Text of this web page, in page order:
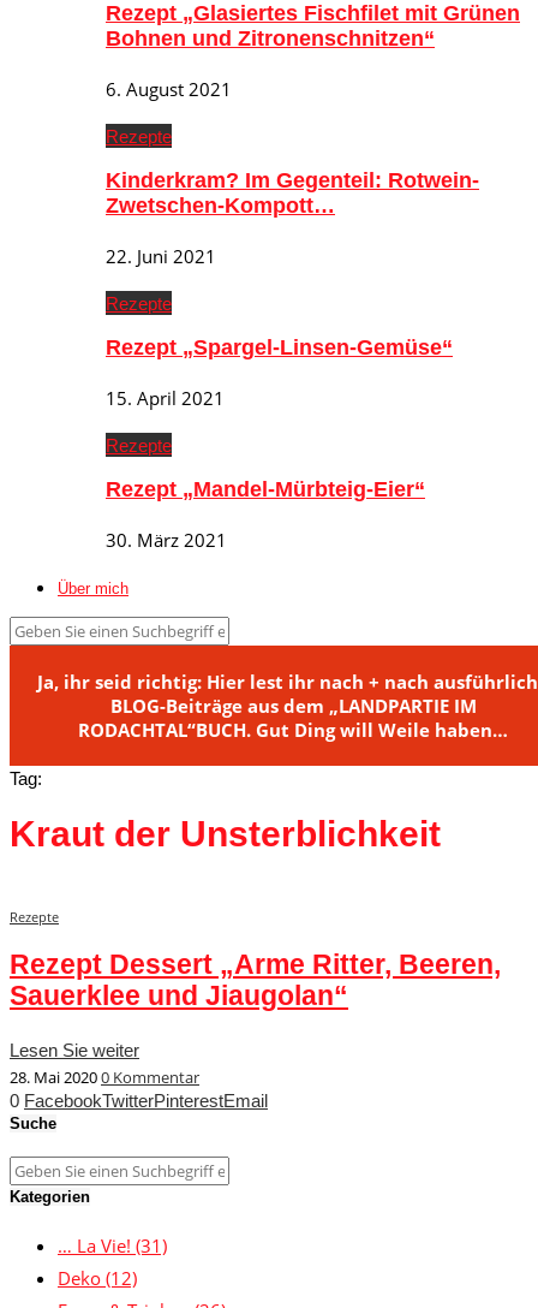
Rezept „Glasiertes Fischfilet mit Grünen
Bohnen und Zitronenschnitzen“
6. August 2021
Rezepte
Kinderkram? Im Gegenteil: Rotwein-
Zwetschen-Kompott…
22. Juni 2021
Rezepte
Rezept „Spargel-Linsen-Gemüse“
15. April 2021
Rezepte
Rezept „Mandel-Mürbteig-Eier“
30. März 2021
Über mich
Ja, ihr seid richtig: Hier lest ihr nach + nach
BLOG-Beiträge aus dem „LANDPARTIE IM
RODACHTAL“BUCH. Gut Ding will Weile haben…
Tag:
Kraut der Unsterblichkeit
Rezepte
Rezept Dessert „Arme Ritter, Beeren,
Sauerklee und Jiaugolan“
Lesen Sie weiter
28. Mai 20200 Kommentar
0 FacebookTwitterPinterestEmail
Suche
Kategorien
… La Vie! (31)
Deko (12)